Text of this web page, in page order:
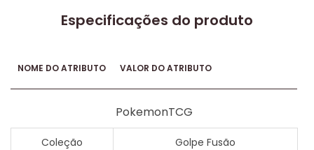
Especificações do produto
NOME DO ATRIBUTO VALOR DO ATRIBUTO
PokemonTCG
Coleção Golpe Fusão